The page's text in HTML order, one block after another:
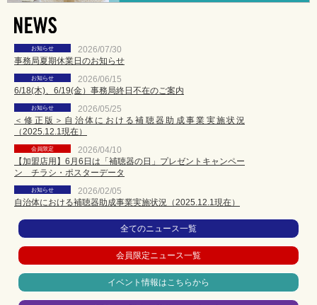
お知らせ
2026/07/30
事務局夏期休業日のお知らせ
お知らせ
2026/06/15
6/18(木)、6/19(金）事務局終日不在のご案内
お知らせ
2026/05/25
＜修正版＞自治体における補聴器助成事業実施状況
（2025.12.1現在）
会員限定
2026/04/10
【加盟店用】6月6日は「補聴器の日」プレゼントキャンペー
ン チラシ・ポスターデータ
お知らせ
2026/02/05
自治体における補聴器助成事業実施状況（2025.12.1現在）
全てのニュース一覧
会員限定ニュース一覧
イベント情報はこちらから